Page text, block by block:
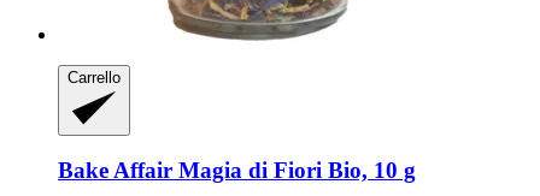
Carrello
Bake Affair Magia di Fiori Bio, 10 g